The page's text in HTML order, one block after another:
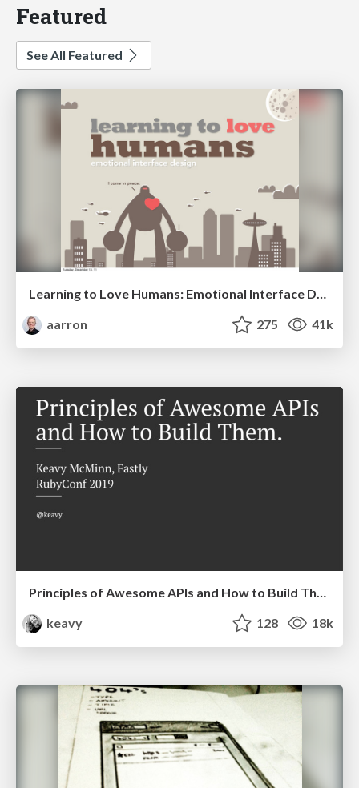
Featured
See All Featured
Learning to Love Humans: Emotional Interface Design
aarron
275 41k
Principles of Awesome APIs and How to Build Them.
keavy
128 18k